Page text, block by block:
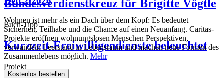
Bundesverdienstkreuz für Brigitte Vögtle
Buch-Tipp
Kurzzeit-Freiwilligendienste beleuchtet
Projekt
Wohnen ist mehr als ein Dach über dem Kopf: Es bedeutet
Sicherheit, Teilhabe und die Chance auf einen Neuanfang. Caritas-
Projekte eröffnen wohnungslosen Menschen Perspektiven,
verwandeln Leerstand in Lebensraum und machen neue Formen des
Zusammenlebens möglich. Mehr
Kostenlos bestellen